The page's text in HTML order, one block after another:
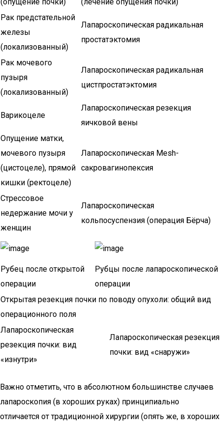
Рак предстательной
железы
(локализованный)
Лапароскопическая радикальная
простатэктомия
Рак мочевого
пузыря
(локализованный)
Лапароскопическая радикальная
цистпростатэктомия
Варикоцеле
Лапароскопическая резекция
яичковой вены
Опущение матки,
мочевого пузыря
(цистоцеле), прямой
кишки (ректоцеле)
Лапароскопическая Mesh-
сакровагинопексия
Стрессовое
недержание мочи у
женщин
Лапароскопическая
кольпосуспензия (операция Бёрча)
Рубец после открытой
операции
Рубцы после лапароскопической
операции
Открытая резекция почки по поводу опухоли: общий вид
операционного поля
Лапароскопическая
резекция почки: вид
«изнутри»
Лапароскопическая резекция
почки: вид «снаружи»
Важно отметить, что в абсолютном большинстве случаев
лапароскопия (в хороших руках) принципиально
отличается от традиционной хирургии (опять же, в хороших